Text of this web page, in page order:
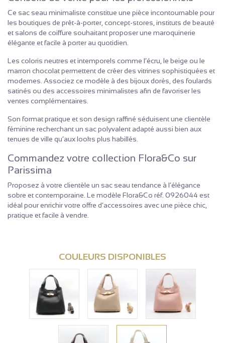
Ce sac seau minimaliste constitue une pièce incontournable pour
les boutiques de prêt-à-porter, concept-stores, instituts de beauté
et salons de coiffure souhaitant proposer une maroquinerie
élégante et facile à porter au quotidien.
Les coloris neutres et intemporels comme l’écru, le beige ou le
marron chocolat permettent de créer des vitrines sophistiquées et
modernes. Associez ce modèle à des bijoux dorés, des foulards
satinés ou des accessoires minimalistes afin de favoriser les
ventes complémentaires.
Son format pratique et son design raffiné séduisent une clientèle
féminine recherchant un sac polyvalent adapté aussi bien aux
tenues de ville qu’aux looks plus habillés.
Commandez votre collection Flora&Co sur
Parissima
Proposez à votre clientèle un sac seau tendance à l’élégance
sobre et contemporaine. Le modèle Flora&Co réf. 0926044 est
idéal pour enrichir votre offre d’accessoires avec une pièce chic,
pratique et facile à vendre.
COULEURS DISPONIBLES